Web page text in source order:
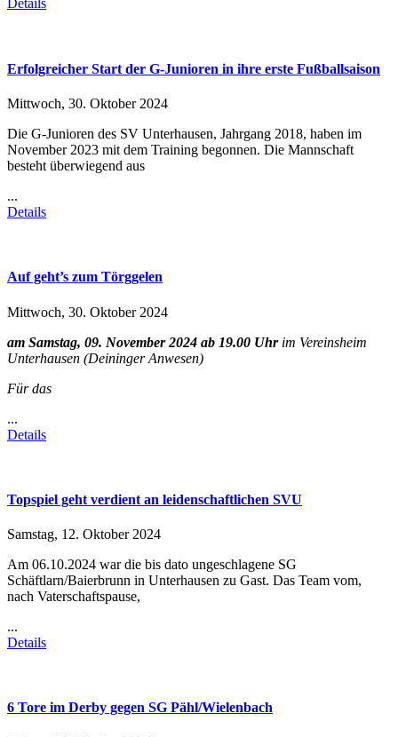
Details
Erfolgreicher Start der G-Junioren in ihre erste Fußballsaison
Mittwoch, 30. Oktober 2024
Die G-Junioren des SV Unterhausen, Jahrgang 2018, haben im
November 2023 mit dem Training begonnen. Die Mannschaft
besteht überwiegend aus
...
Details
Auf geht’s zum Törggelen
Mittwoch, 30. Oktober 2024
am Samstag, 09. November 2024 ab 19.00 Uhrim Vereinsheim
Unterhausen (Deininger Anwesen)
Für das
...
Details
Topspiel geht verdient an leidenschaftlichen SVU
Samstag, 12. Oktober 2024
Am 06.10.2024 war die bis dato ungeschlagene SG
Schäftlarn/Baierbrunn in Unterhausen zu Gast. Das Team vom,
nach Vaterschaftspause,
...
Details
6 Tore im Derby gegen SG Pähl/Wielenbach